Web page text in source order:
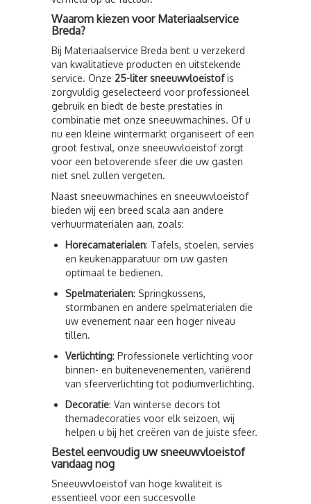
Waarom kiezen voor Materiaalservice
Breda?
Bij Materiaalservice Breda bent u verzekerd
van kwalitatieve producten en uitstekende
service. Onze 25-liter sneeuwvloeistofis
zorgvuldig geselecteerd voor professioneel
gebruik en biedt de beste prestaties in
combinatie met onze sneeuwmachines. Of u
nu een kleine wintermarkt organiseert of een
groot festival, onze sneeuwvloeistof zorgt
voor een betoverende sfeer die uw gasten
niet snel zullen vergeten.
Naast sneeuwmachines en sneeuwvloeistof
bieden wij een breed scala aan andere
verhuurmaterialen aan, zoals:
Horecamaterialen: Tafels, stoelen, servies
en keukenapparatuur om uw gasten
optimaal te bedienen.
Spelmaterialen: Springkussens,
stormbanen en andere spelmaterialen die
uw evenement naar een hoger niveau
tillen.
Verlichting: Professionele verlichting voor
binnen- en buitenevenementen, variërend
van sfeerverlichting tot podiumverlichting.
Decoratie: Van winterse decors tot
themadecoraties voor elk seizoen, wij
helpen u bij het creëren van de juiste sfeer.
Bestel eenvoudig uw sneeuwvloeistof
vandaag nog
Sneeuwvloeistof van hoge kwaliteit is
essentieel voor een succesvolle